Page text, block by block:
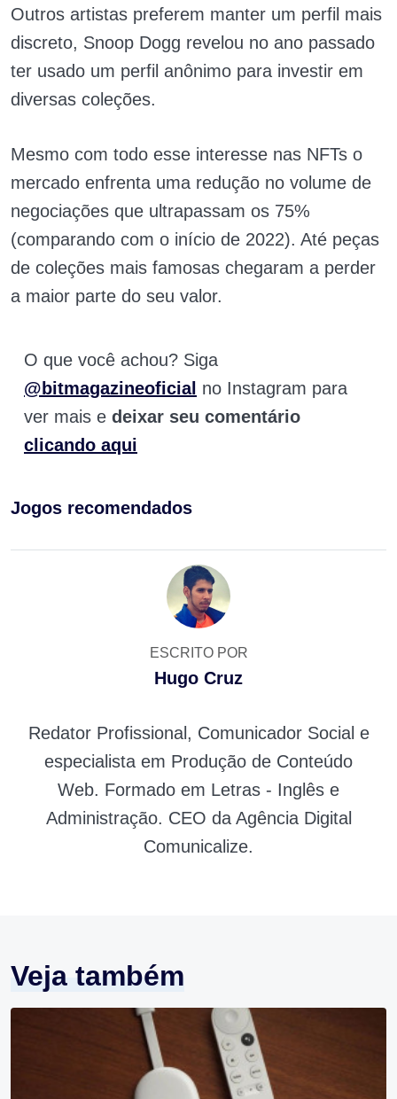
Outros artistas preferem manter um perfil mais
discreto, Snoop Dogg revelou no ano passado
ter usado um perfil anônimo para investir em
diversas coleções.
Mesmo com todo esse interesse nas NFTs o
mercado enfrenta uma redução no volume de
negociações que ultrapassam os 75%
(comparando com o início de 2022). Até peças
de coleções mais famosas chegaram a perder
a maior parte do seu valor.
O que você achou? Siga
@bitmagazineoficial no Instagram para
ver mais e deixar seu comentário
clicando aqui
Jogos recomendados
ESCRITO POR
Hugo Cruz
Redator Profissional, Comunicador Social e
especialista em Produção de Conteúdo
Web. Formado em Letras - Inglês e
Administração. CEO da Agência Digital
Comunicalize.
Veja também